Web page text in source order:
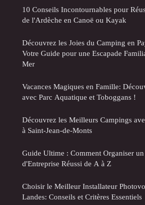
10 Conseils Incontournables pour
de l'Ardèche en Canoë ou Kayak
Découvrez les Joies du Camping en
Votre Guide pour une Escapade
Mer
Vacances Magiques en Famille:
avec Parc Aquatique et Toboggans !
Découvrez les Meilleurs Campings
à Saint-Jean-de-Monts
Guide Ultime : Comment Organiser
d'Entreprise Réussi de A à Z
Choisir le Meilleur Installateur
Landes: Conseils et Critères Essentiels